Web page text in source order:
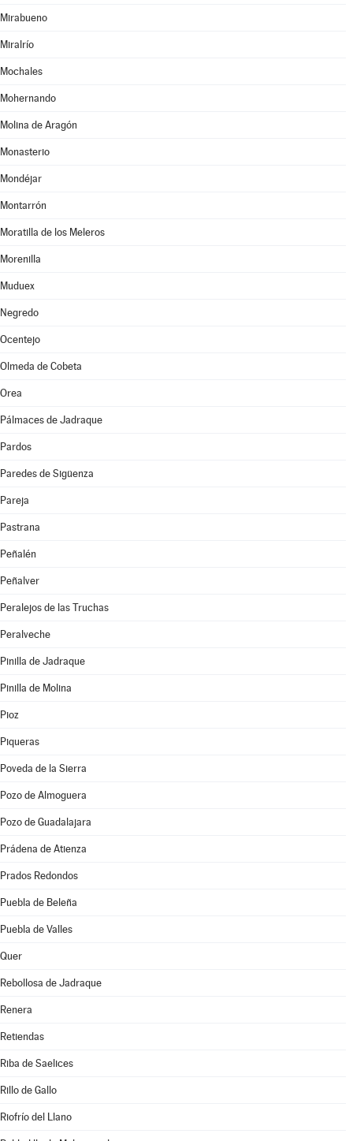
Mirabueno
Miralrío
Mochales
Mohernando
Molina de Aragón
Monasterio
Mondéjar
Montarrón
Moratilla de los Meleros
Morenilla
Muduex
Negredo
Ocentejo
Olmeda de Cobeta
Orea
Pálmaces de Jadraque
Pardos
Paredes de Sigüenza
Pareja
Pastrana
Peñalén
Peñalver
Peralejos de las Truchas
Peralveche
Pinilla de Jadraque
Pinilla de Molina
Pioz
Piqueras
Poveda de la Sierra
Pozo de Almoguera
Pozo de Guadalajara
Prádena de Atienza
Prados Redondos
Puebla de Beleña
Puebla de Valles
Quer
Rebollosa de Jadraque
Renera
Retiendas
Riba de Saelices
Rillo de Gallo
Riofrío del Llano